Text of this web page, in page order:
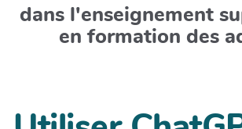
dans l'enseignement
en formation des